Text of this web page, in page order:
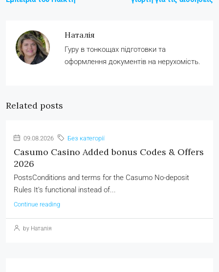
Наталія
Гуру в тонкощах підготовки та
оформлення документів на нерухомість.
Related posts
09.08.2026 Без категорії
Casumo Casino Added bonus Codes & Offers
2026
PostsConditions and terms for the Casumo No-deposit
Rules It’s functional instead of...
Continue reading
by Наталія